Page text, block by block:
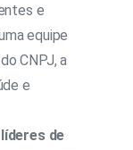
e
equipe
CNPJ, a
e
de